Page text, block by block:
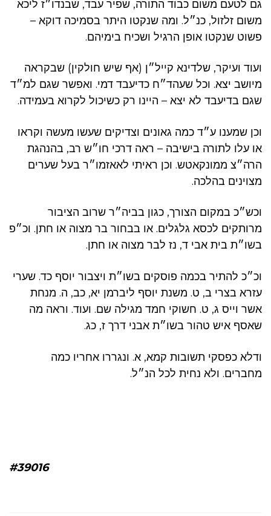
גם לטעם משום כבוד התורה, שפיר עבד, שבנדו״ז ליכא
משום זלזול, כנ״ל. ומה שנקטו היתר בסמיכה דוקא –
פשוט שנקטו אופן הרגיל ושכיח בימיהם.
ועוד ועיקר, שלדינא קייל״ן (אף שיש חולקין) שבקראה
מיושב יצא. וכל שעהד״ח כדיעבד דמי. ואפשר שגם למ״ד
שגם בדיעבד לא יצא – היינו רק כשיכול לקרוא בעמידה.
וכן שמענו ע״ד כמה גאונים וצדיקים שעשו מעשה וקראו
או עלו לתורה בישיבה – ראה דרכי חו״ש רב, בהנהגת
הרה״צ ממונקאטש. וכן ראיתי לאאזמו״ר בעל שערים
מצוינים בהלכה.
וכש״כ במקום הצורך, כגון בביה״ר שרוב הציבור
מרותקים לכסא גלגלים. או בבחור בר מצוה או חתן. וכ״פ
בשו״ת בית אבי ד, נז לבר מצוה או חתן.
וכ״כ להתיר בכמה פוסקים בשו״ת ויצבור יוסף כד. שערי
עזרא בצרי ב, ט. משנת יוסף ליברמן יא, כב, ה. מנחת
אשר וייס ג, ט. חשוקי חמד מגילה שם. ועוד. וראה מה
שאסף איש טהור בשו״ת אבני דרך ז, כג.
ודלא כפסקי תשובות קמא, א. ונגררו אחריו כמה
מחברים. ולא נחית לכל הנ״ל.
#39016